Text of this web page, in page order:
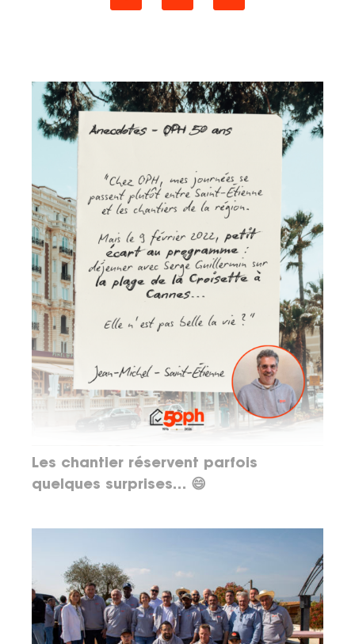
Les chantier réservent parfois
quelques surprises… 😄